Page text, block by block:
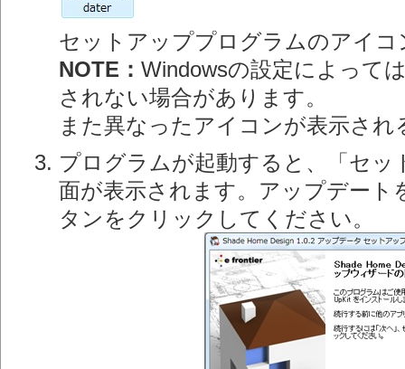
セットアッププログラムのアイコ
NOTE： Windowsの設定によって
されない場合があります。
また異なったアイコンが表示さ
プログラムが起動すると、「セ
面が表示されます。アップデート
タンをクリックしてください。